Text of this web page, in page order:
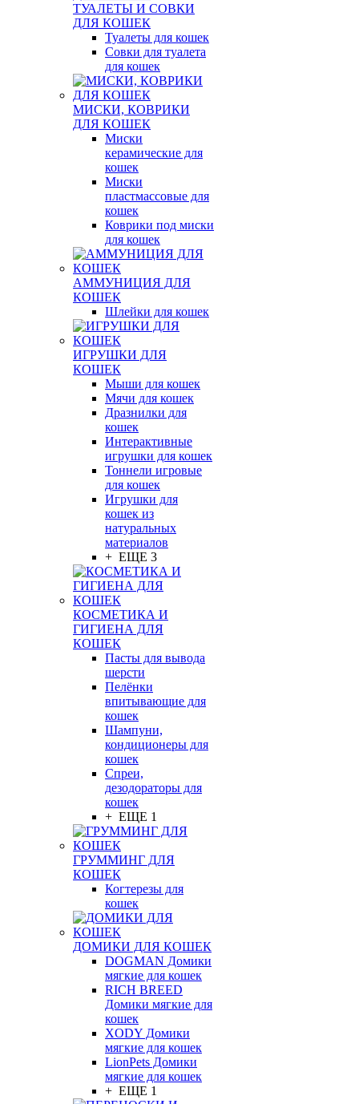
ТУАЛЕТЫ И СОВКИ
ДЛЯ КОШЕК
Туалеты для кошек
Совки для туалета
для кошек
МИСКИ, КОВРИКИ
ДЛЯ КОШЕК
Миски
керамические для
кошек
Миски
пластмассовые для
кошек
Коврики под миски
для кошек
АММУНИЦИЯ ДЛЯ
КОШЕК
Шлейки для кошек
ИГРУШКИ ДЛЯ
КОШЕК
Мыши для кошек
Мячи для кошек
Дразнилки для
кошек
Интерактивные
игрушки для кошек
Тоннели игровые
для кошек
Игрушки для
кошек из
натуральных
материалов
+ ЕЩЕ 3
КОСМЕТИКА И
ГИГИЕНА ДЛЯ
КОШЕК
Пасты для вывода
шерсти
Пелёнки
впитывающие для
кошек
Шампуни,
кондиционеры для
кошек
Спреи,
дезодораторы для
кошек
+ ЕЩЕ 1
ГРУММИНГ ДЛЯ
КОШЕК
Когтерезы для
кошек
ДОМИКИ ДЛЯ КОШЕК
DOGMAN Домики
мягкие для кошек
RICH BREED
Домики мягкие для
кошек
XODY Домики
мягкие для кошек
LionPets Домики
мягкие для кошек
+ ЕЩЕ 1